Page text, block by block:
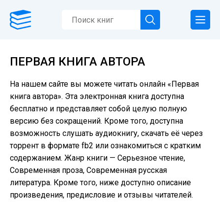
ПЕРВАЯ КНИГА АВТОРА
На нашем сайте вы можете читать онлайн «Первая
книга автора». Эта электронная книга доступна
бесплатно и представляет собой целую полную
версию без сокращений. Кроме того, доступна
возможность слушать аудиокнигу, скачать её через
торрент в формате fb2 или ознакомиться с кратким
содержанием. Жанр книги — Серьезное чтение,
Современная проза, Современная русская
литература. Кроме того, ниже доступно описание
произведения, предисловие и отзывы читателей.